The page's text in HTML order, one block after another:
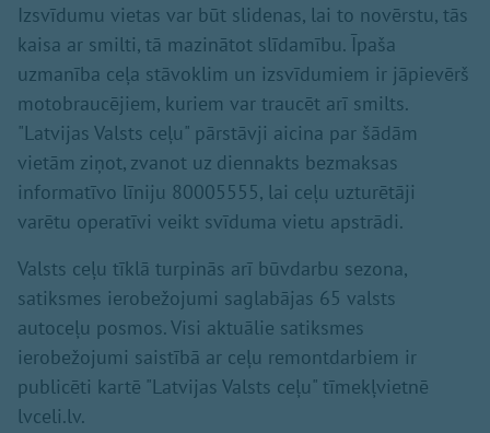
Izsvīdumu vietas var būt slidenas, lai to novērstu, tās
kaisa ar smilti, tā mazinātot slīdamību. Īpaša
uzmanība ceļa stāvoklim un izsvīdumiem ir jāpievērš
motobraucējiem, kuriem var traucēt arī smilts.
"Latvijas Valsts ceļu" pārstāvji aicina par šādām
vietām ziņot, zvanot uz diennakts bezmaksas
informatīvo līniju 80005555, lai ceļu uzturētāji
varētu operatīvi veikt svīduma vietu apstrādi.
Valsts ceļu tīklā turpinās arī būvdarbu sezona,
satiksmes ierobežojumi saglabājas 65 valsts
autoceļu posmos. Visi aktuālie satiksmes
ierobežojumi saistībā ar ceļu remontdarbiem ir
publicēti kartē "Latvijas Valsts ceļu" tīmekļvietnē
lvceli.lv.